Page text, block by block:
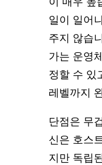
일이 일어
주지 않습
가는 운영
정할 수 있
레벨까지
단점은 무
신은 호스
지만 독립